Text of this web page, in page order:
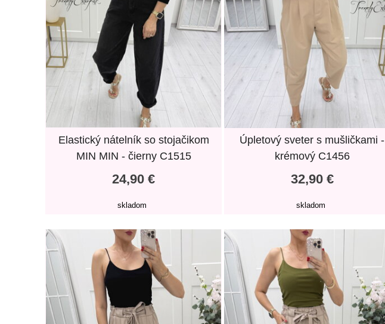
Elastický nátelník so stojačikom
MIN MIN - čierny C1515
24,90 €
skladom
Úpletový sveter s mušličkami -
krémový C1456
32,90 €
skladom